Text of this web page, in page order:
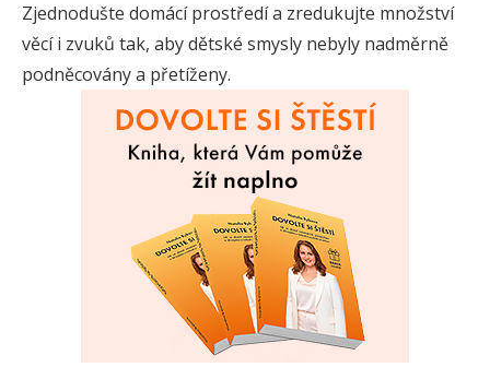
Zjednodušte domácí prostředí a zredukujte množství
věcí i zvuků tak, aby dětské smysly nebyly nadměrně
podněcovány a přetíženy.